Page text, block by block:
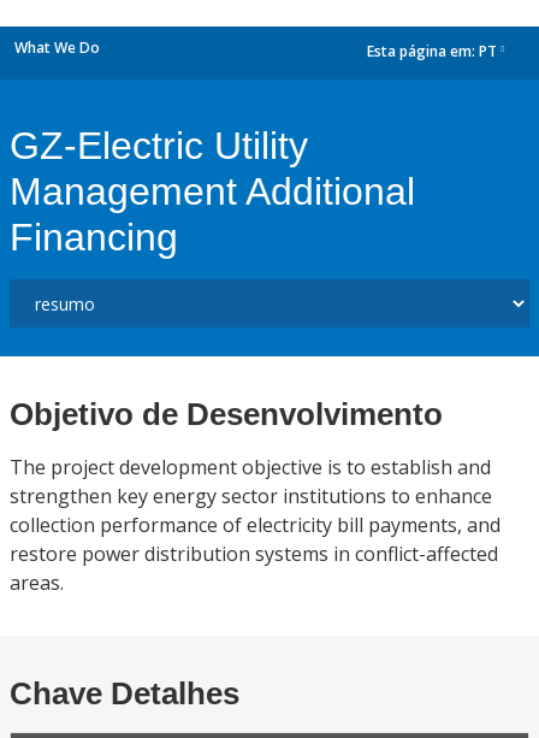
What We Do Esta página em: PT
GZ-Electric Utility
Management Additional
Financing
Objetivo de Desenvolvimento
The project development objective is to establish and
strengthen key energy sector institutions to enhance
collection performance of electricity bill payments, and
restore power distribution systems in conflict-affected
areas.
Chave Detalhes